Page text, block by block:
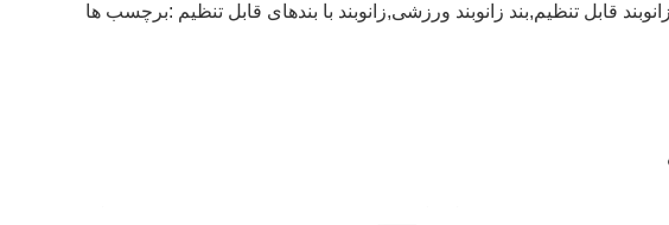
برچسب ها: قابل تنظیم,بند زانوبند ورزشی,زانوبند با بندهای قابل تنظیم